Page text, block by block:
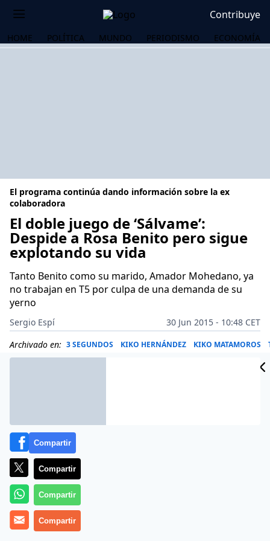
Contribuye
HOME POLÍTICA MUNDO PERIODISMO ECONOMÍA
El programa continúa dando información sobre la ex
colaboradora
El doble juego de ‘Sálvame’:
Despide a Rosa Benito pero sigue
explotando su vida
Tanto Benito como su marido, Amador Mohedano, ya
no trabajan en T5 por culpa de una demanda de su
yerno
Sergio Espí
30 Jun 2015 - 10:48 CET
Archivado en: 3 SEGUNDOS KIKO HERNÁNDEZ KIKO MATAMOROS
Compartir
Compartir
Compartir
Compartir